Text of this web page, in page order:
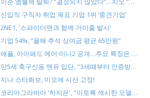
신입직 구직자 취업 목표 기업 1위 ‘중견기업’
2NE1, '스파이더맨과 함께 거미줄 발사'
기업 54%, “올해 추석 상여금 평균 65만원”
애플, 아이패드 에어·미니2 공개…주요 특징은 …
만5세 축구신동 맨유 입단, "3세때부터 인증받…
지나 스타화보, 미모에 시선 고정!
코리아그라비아 '하지은', "이토록 섹시한 모델…